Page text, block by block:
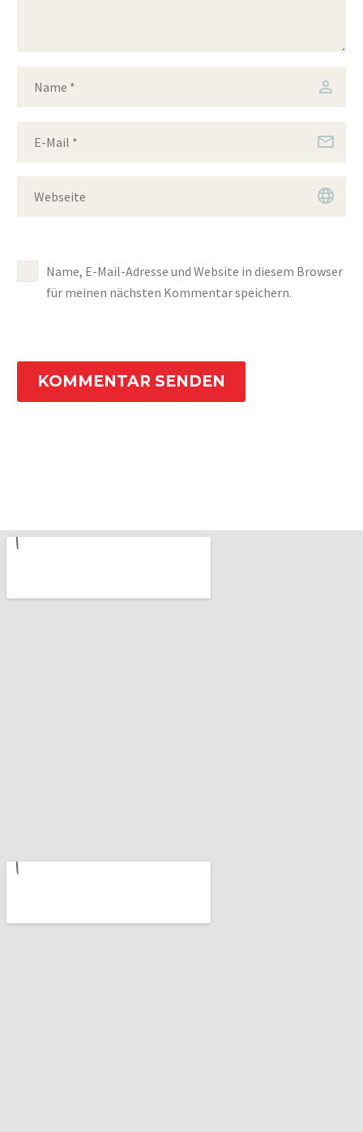
Name, E-Mail-Adresse und Website in diesem Browser
für meinen nächsten Kommentar speichern.
KOMMENTAR SENDEN